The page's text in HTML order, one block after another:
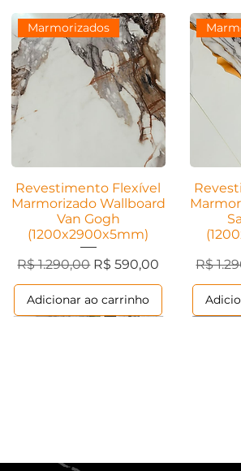
Visualização rápida
Marmorizados
Revestimento Flexível
Marmorizado Wallboard
Van Gogh
(1200x2900x5mm)
Preço normal
R$ 1.290,00 Preço promocional
R$ 590,00
Adicionar ao carrinho
Preço
R$